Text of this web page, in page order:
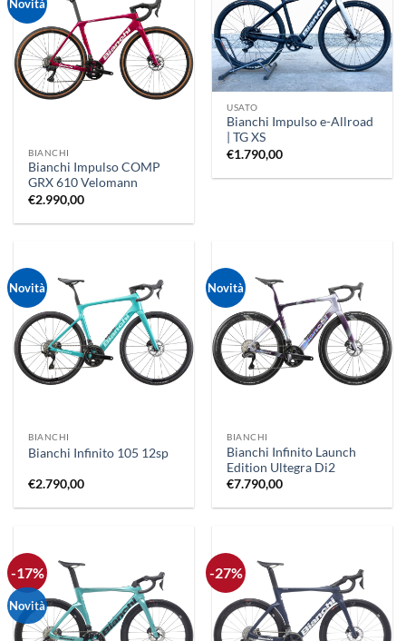
Novità
BIANCHI
Bianchi Impulso COMP
GRX 610 Velomann
€2.990,00
USATO
Bianchi Impulso e-Allroad
| TG XS
€1.790,00
Novità
BIANCHI
Bianchi Infinito 105 12sp
€2.790,00
Novità
BIANCHI
Bianchi Infinito Launch
Edition Ultegra Di2
€7.790,00
-17%
Novità
-27%